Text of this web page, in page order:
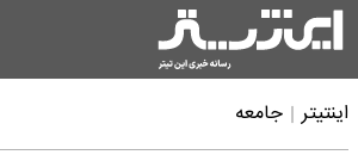
اینتیتر جامعه